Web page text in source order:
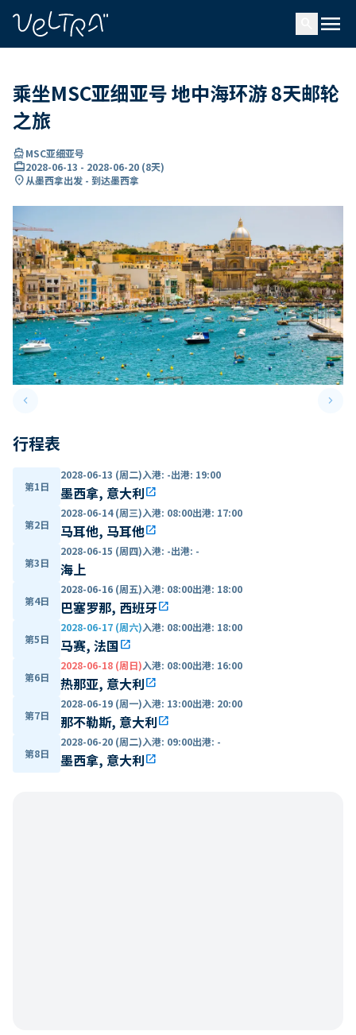
menu
乘坐MSC亚细亚号 地中海环游 8天邮轮
之旅
directions_boatMSC亚细亚号
card_travel2028-06-13 - 2028-06-20 (8天)
location_on从墨西拿出发 - 到达墨西拿
keyboard_arrow_leftPrevious slide keyboard_arrow_right
行程表
第1日
2028-06-13 (周二)入港: -出港: 19:00
墨西拿, 意大利open_in_new
第2日
2028-06-14 (周三)入港: 08:00出港: 17:00
马耳他, 马耳他open_in_new
第3日
2028-06-15 (周四)入港: -出港: -
海上
第4日
2028-06-16 (周五)入港: 08:00出港: 18:00
巴塞罗那, 西班牙open_in_new
第5日
2028-06-17 (周六)入港: 08:00出港: 18:00
马赛, 法国open_in_new
第6日
2028-06-18 (周日)入港: 08:00出港: 16:00
热那亚, 意大利open_in_new
第7日
2028-06-19 (周一)入港: 13:00出港: 20:00
那不勒斯, 意大利open_in_new
第8日
2028-06-20 (周二)入港: 09:00出港: -
墨西拿, 意大利open_in_new